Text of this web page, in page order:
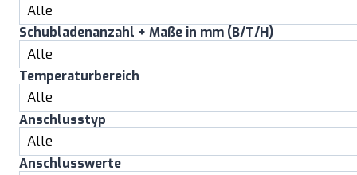
Schubladenanzahl + Maße in mm (B/T/H)
Temperaturbereich
Anschlusstyp
Anschlusswerte